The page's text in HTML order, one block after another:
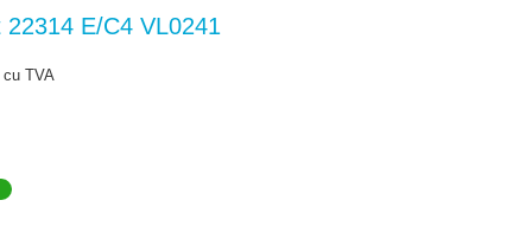
22314 E/C4 VL0241
cu TVA